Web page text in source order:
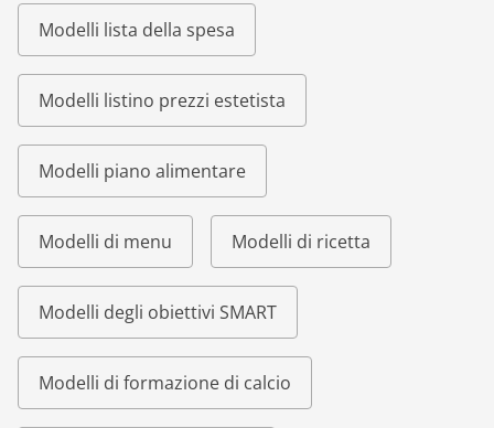
Modelli lista della spesa
Modelli listino prezzi estetista
Modelli piano alimentare
Modelli di menu Modelli di ricetta
Modelli degli obiettivi SMART
Modelli di formazione di calcio